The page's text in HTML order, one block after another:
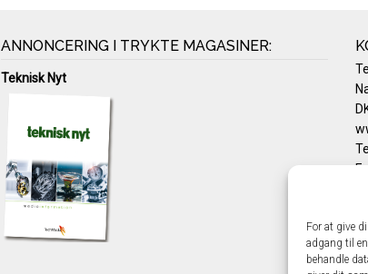
For at give
adgang til
behandle
ANNONCERING I TRYKTE MAGASINER:
Teknisk Nyt